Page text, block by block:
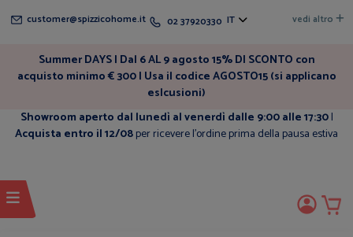
customer@spizzicohome.it 02 37920330 IT vedi altro
Summer DAYS | Dal 6 AL 9 agosto 15% DI SCONTO con
acquisto minimo € 300 | Usa il codice AGOSTO15 (si applicano
eslcusioni)
Showroom aperto dal lunedì al venerdì dalle 9:00 alle 17:30|
Acquista entro il 12/08per ricevere l'ordine prima della pausa estiva